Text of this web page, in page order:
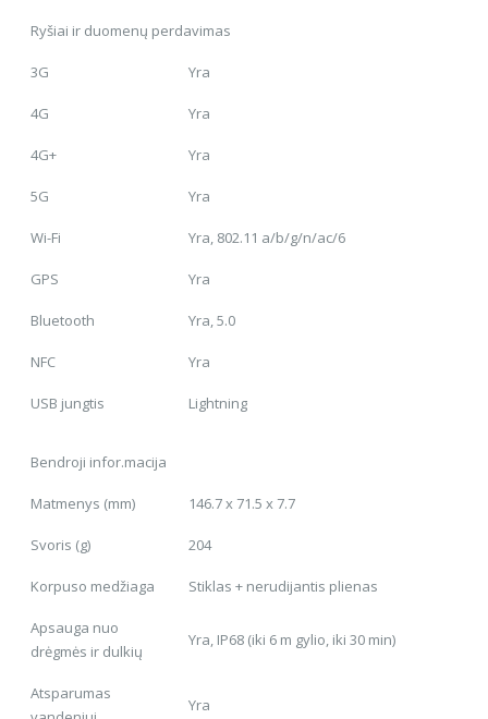
Ryšiai ir duomenų perdavimas
3G Yra
4G Yra
4G+ Yra
5G Yra
Wi-Fi Yra, 802.11 a/b/g/n/ac/6
GPS Yra
Bluetooth Yra, 5.0
NFC Yra
USB jungtis Lightning
Bendroji infor.macija
Matmenys (mm) 146.7 x 71.5 x 7.7
Svoris (g) 204
Korpuso medžiaga Stiklas + nerudijantis plienas
Apsauga nuo
drėgmės ir dulkių
Yra, IP68 (iki 6 m gylio, iki 30 min)
Atsparumas
Yra